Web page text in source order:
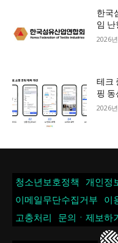
한국
임 난
2026
테크
핑 동
2026
청소년보호정책 개인정
이메일무단수집거부
이
고충처리
문의ㆍ제보하